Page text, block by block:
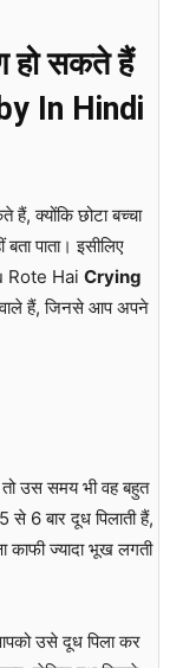
हो सकते हैं
In Hindi
क्योंकि छोटा बच्चा
पाता। इसीलिए
Rote Hai Crying
हैं, जिनसे आप अपने
उस समय भी वह बहुत
से 6 बार दूध पिलाती हैं,
काफी ज्यादा भूख लगती
आपको उसे दूध पिला कर